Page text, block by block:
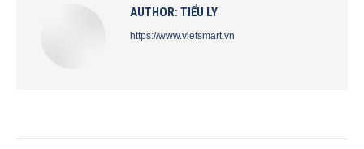
AUTHOR: TIỂU LY
https://www.vietsmart.vn